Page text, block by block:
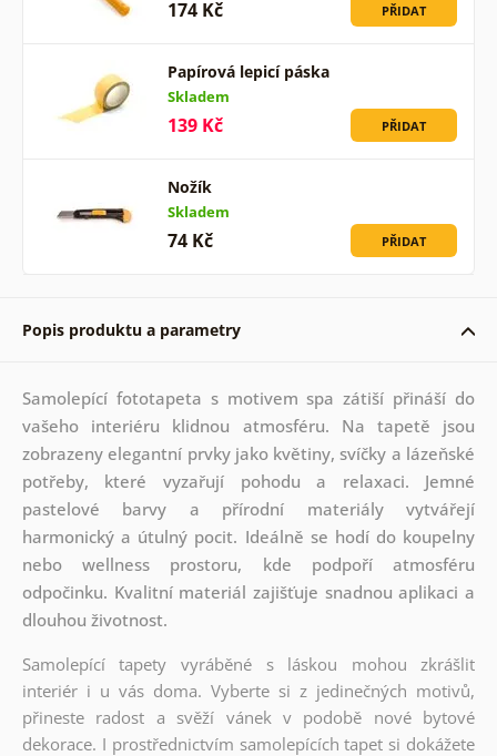
174 Kč PŘIDAT
Papírová lepicí páska
Skladem
139 Kč PŘIDAT
Nožík
Skladem
74 Kč PŘIDAT
Popis produktu a parametry
Samolepící fototapeta s motivem spa zátiší přináší do
vašeho interiéru klidnou atmosféru. Na tapetě jsou
zobrazeny elegantní prvky jako květiny, svíčky a lázeňské
potřeby, které vyzařují pohodu a relaxaci. Jemné
pastelové barvy a přírodní materiály vytvářejí
harmonický a útulný pocit. Ideálně se hodí do koupelny
nebo wellness prostoru, kde podpoří atmosféru
odpočinku. Kvalitní materiál zajišťuje snadnou aplikaci a
dlouhou životnost.
Samolepící tapety vyráběné s láskou mohou zkrášlit
interiér i u vás doma. Vyberte si z jedinečných motivů,
přineste radost a svěží vánek v podobě nové bytové
dekorace. I prostřednictvím samolepících tapet si dokážete